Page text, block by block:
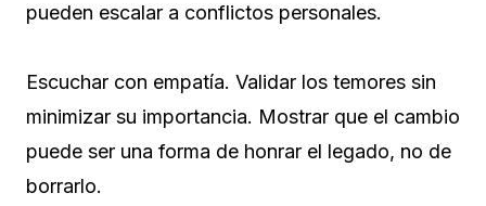
pueden escalar a conflictos personales.
Escuchar con empatía. Validar los temores sin
minimizar su importancia. Mostrar que el cambio
puede ser una forma de honrar el legado, no de
borrarlo.